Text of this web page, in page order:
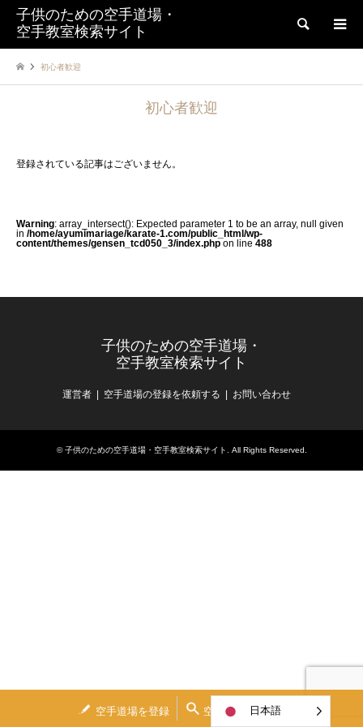
子供のための空手道場・
空手教室検索サイト
検索
初心者歓迎
初心者歓迎
登録されている記事はございません。
Warning: array_intersect(): Expected parameter 1 to be an array, null given
in /home/ayumimariage/karate-1.com/public_html/wp-
content/themes/gensen_tcd050_3/index.php on line 488
空手道場を登録 空手道場を検索
子供のための空手道場・
空手教室検索サイト
運営者 空手道場の登録を依頼する お問い合わせ
©子供のための空手道場・空手教室検索サイト . All Rights Reserved.
日本語